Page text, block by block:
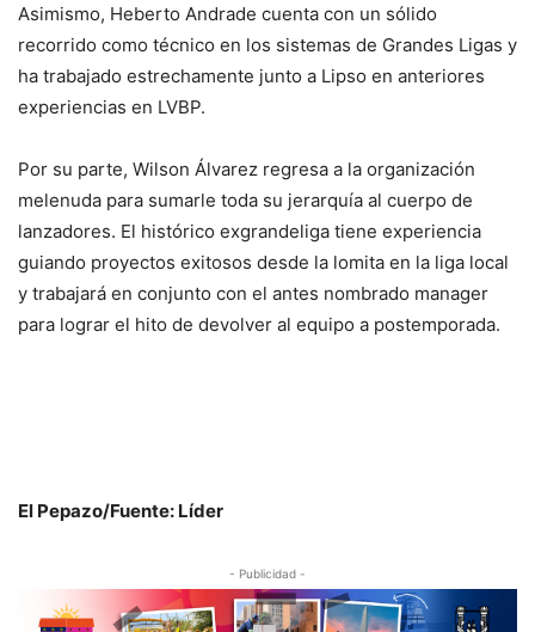
Asimismo, Heberto Andrade cuenta con un sólido
recorrido como técnico en los sistemas de Grandes Ligas y
ha trabajado estrechamente junto a Lipso en anteriores
experiencias en LVBP.
Por su parte, Wilson Álvarez regresa a la organización
melenuda para sumarle toda su jerarquía al cuerpo de
lanzadores. El histórico exgrandeliga tiene experiencia
guiando proyectos exitosos desde la lomita en la liga local
y trabajará en conjunto con el antes nombrado manager
para lograr el hito de devolver al equipo a postemporada.
El Pepazo/Fuente: Líder
- Publicidad -